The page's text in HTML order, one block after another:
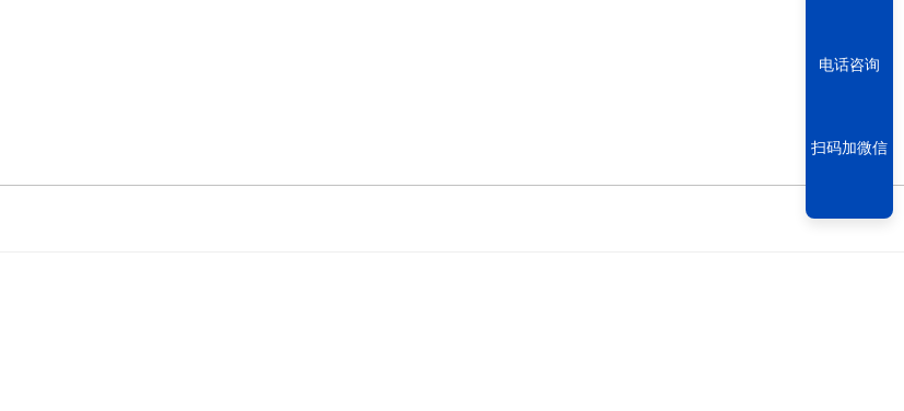
电话咨询
扫码加微信